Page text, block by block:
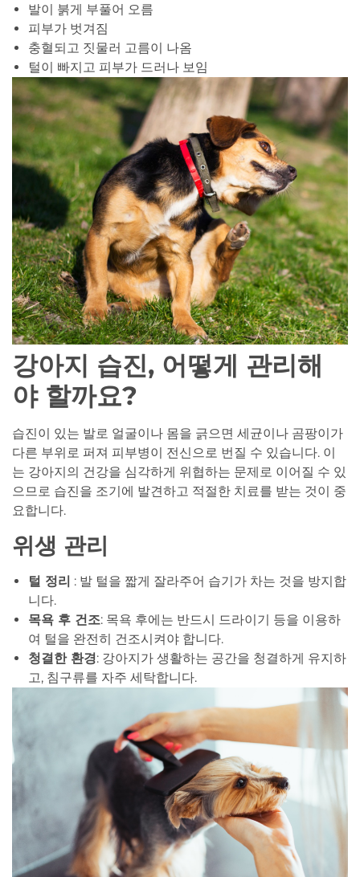
발이 붉게 부풀어 오름
피부가 벗겨짐
충혈되고 짓물러 고름이 나옴
털이 빠지고 피부가 드러나 보임
강아지 습진, 어떻게 관리해
야 할까요?
습진이 있는 발로 얼굴이나 몸을 긁으면 세균이나 곰팡이가
다른 부위로 퍼져 피부병이 전신으로 번질 수 있습니다. 이
는 강아지의 건강을 심각하게 위협하는 문제로 이어질 수 있
으므로 습진을 조기에 발견하고 적절한 치료를 받는 것이 중
요합니다.
위생 관리
털 정리 : 발 털을 짧게 잘라주어 습기가 차는 것을 방지합
니다.
목욕 후 건조: 목욕 후에는 반드시 드라이기 등을 이용하
여 털을 완전히 건조시켜야 합니다.
청결한 환경: 강아지가 생활하는 공간을 청결하게 유지하
고, 침구류를 자주 세탁합니다.